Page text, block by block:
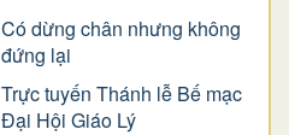
Có dừng chân nhưng không
đứng lại
Trực tuyến Thánh lễ Bế mạc
Đại Hội Giáo Lý